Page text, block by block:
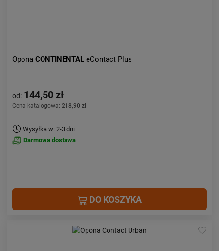
Opona CONTINENTAL eContact Plus
od: 144,50 zł
Cena katalogowa: 218,90 zł
Wysyłka w: 2-3 dni
Darmowa dostawa
DO KOSZYKA